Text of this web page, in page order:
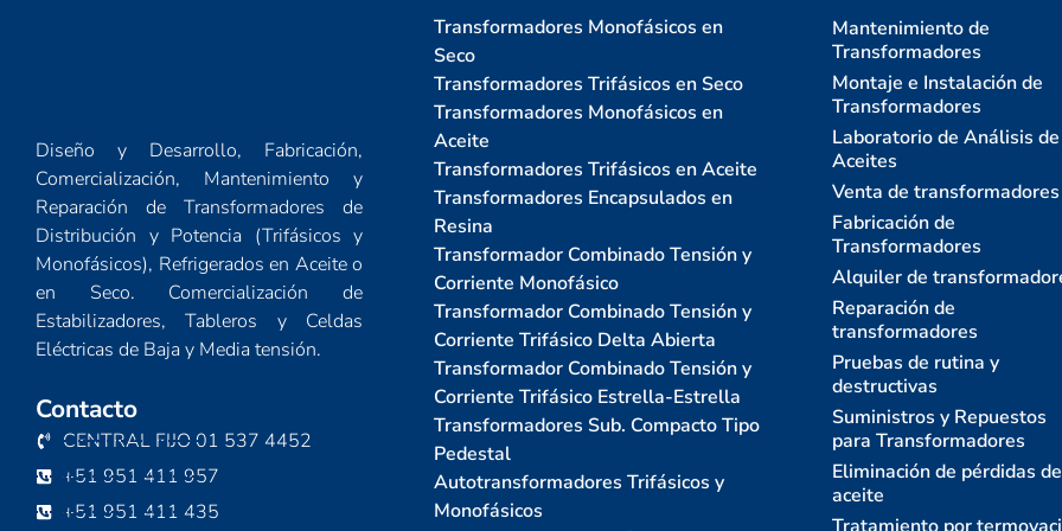
Diseño y Desarrollo, Fabricación,
Comercialización, Mantenimiento y
Reparación de Transformadores de
Distribución y Potencia (Trifásicos y
Monofásicos), Refrigerados en Aceite o
en Seco. Comercialización de
Estabilizadores, Tableros y Celdas
Eléctricas de Baja y Media tensión.
Contacto
CENTRAL FIJO 01 537 4452
+51 951 411 957
+51 951 411 435
Transformadores Monofásicos en
Seco
Transformadores Trifásicos en Seco
Transformadores Monofásicos en
Aceite
Transformadores Trifásicos en Aceite
Transformadores Encapsulados en
Resina
Transformador Combinado Tensión y
Corriente Monofásico
Transformador Combinado Tensión y
Corriente Trifásico Delta Abierta
Transformador Combinado Tensión y
Corriente Trifásico Estrella-Estrella
Transformadores Sub. Compacto Tipo
Pedestal
Autotransformadores Trifásicos y
Monofásicos
Mantenimiento de
Transformadores
Montaje e Instalación de
Transformadores
Laboratorio de Análisis de
Aceites
Venta de transformadores
Fabricación de
Transformadores
Alquiler de
Reparación de
transformadores
Pruebas de rutina y
destructivas
Suministros y Repuestos
para Transformadores
Eliminación de pérdidas de
aceite